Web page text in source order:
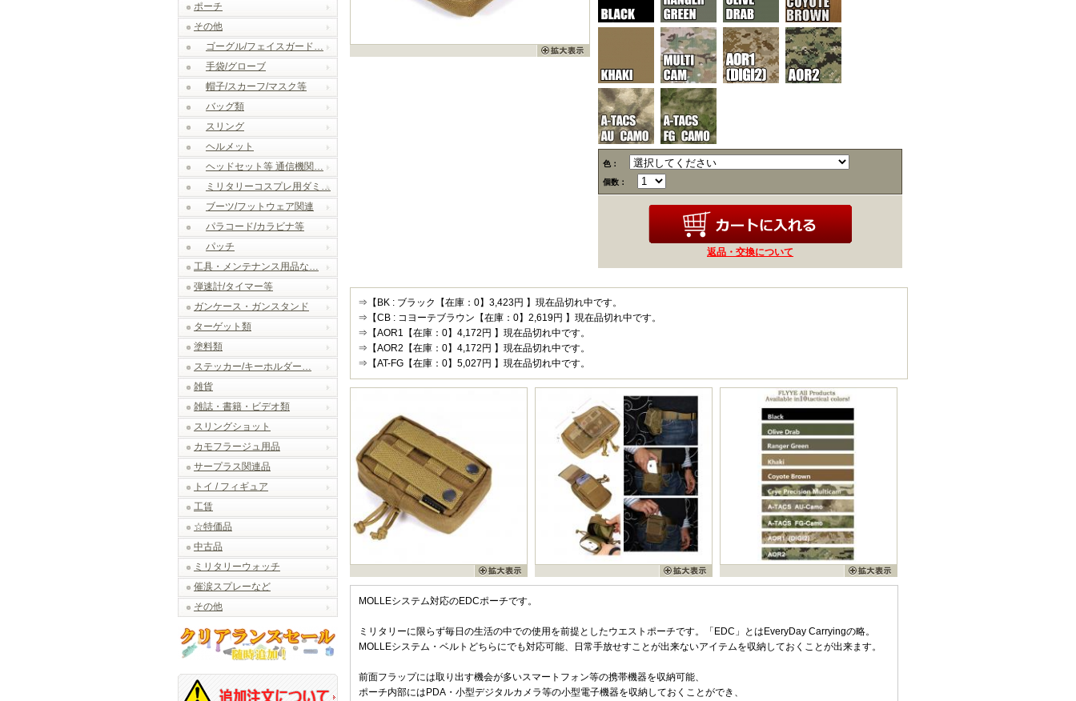
ポーチ
その他
ゴーグル/フェイスガード…
手袋/グローブ
帽子/スカーフ/マスク等
バッグ類
スリング
ヘルメット
ヘッドセット等 通信機関…
ミリタリーコスプレ用ダミ…
ブーツ/フットウェア関連
パラコード/カラビナ等
パッチ
工具・メンテナンス用品な…
弾速計/タイマー等
ガンケース・ガンスタンド
ターゲット類
塗料類
ステッカー/キーホルダー…
雑貨
雑誌・書籍・ビデオ類
スリングショット
カモフラージュ用品
サープラス関連品
トイ / フィギュア
工賃
☆特価品
中古品
ミリタリーウォッチ
催涙スプレーなど
その他
色：
個数：
返品・交換について
⇒【BK : ブラック【在庫：0】3,423円 】現在品切れ中です。
⇒【CB : コヨーテブラウン【在庫：0】2,619円 】現在品切れ中です。
⇒【AOR1【在庫：0】4,172円 】現在品切れ中です。
⇒【AOR2【在庫：0】4,172円 】現在品切れ中です。
⇒【AT-FG【在庫：0】5,027円 】現在品切れ中です。
MOLLEシステム対応のEDCポーチです。
ミリタリーに限らず毎日の生活の中での使用を前提としたウエストポーチです。「EDC」とはEveryDay Carryingの略。
MOLLEシステム・ベルトどちらにでも対応可能、日常手放せすことが出来ないアイテムを収納しておくことが出来ます。
前面フラップには取り出す機会が多いスマートフォン等の携帯機器を収納可能、
ポーチ内部にはPDA・小型デジタルカメラ等の小型電子機器を収納しておくことができ、